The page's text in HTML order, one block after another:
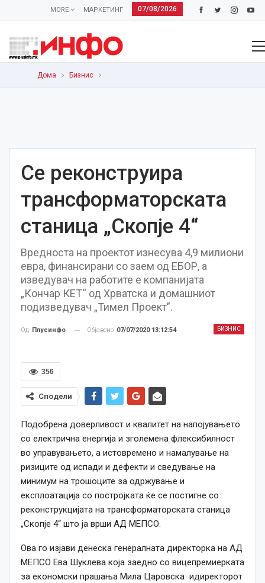
07/08/2026
МАРКЕТИНГ
MORE
Дома Бизнис
Се реконструира
трансформаторската
станица „Скопје 4“
Вредноста на проектот изнесува 4,9 милиони
евра, финансирани со заем од ЕБОР, а
изведувач на работите е компанијата
„Кончар КЕТ“ од Хрватска и домашниот
подизведувач „Тимел Проект”.
БИЗНИС
Од Плусинфо Објавено 07/07/2020 13:12:54
356
Сподели
Подобрена доверливост и квалитет на напојувањето
со електрична енергија и зголемена флексибилност
во управувањето, а истовремено и намалување на
ризиците од испади и дефекти и сведување на
минимум на трошоците за одржување и
експлоатација со постројката ќе се постигне со
реконструкцијата на трансформаторската станица
„Скопје 4“ што ја врши АД МЕПСО.
Ова го изјави денеска генералната директорка на АД
МЕПСО Ева Шуклева која заедно со вицепремиерката
за економски прашања Мила Царовска идиректорот